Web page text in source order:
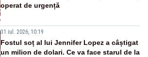
operat de urgență
31 iul. 2026, 10:19
Fostul soț al lui Jennifer Lopez a câștigat
un milion de dolari. Ce va face starul de la